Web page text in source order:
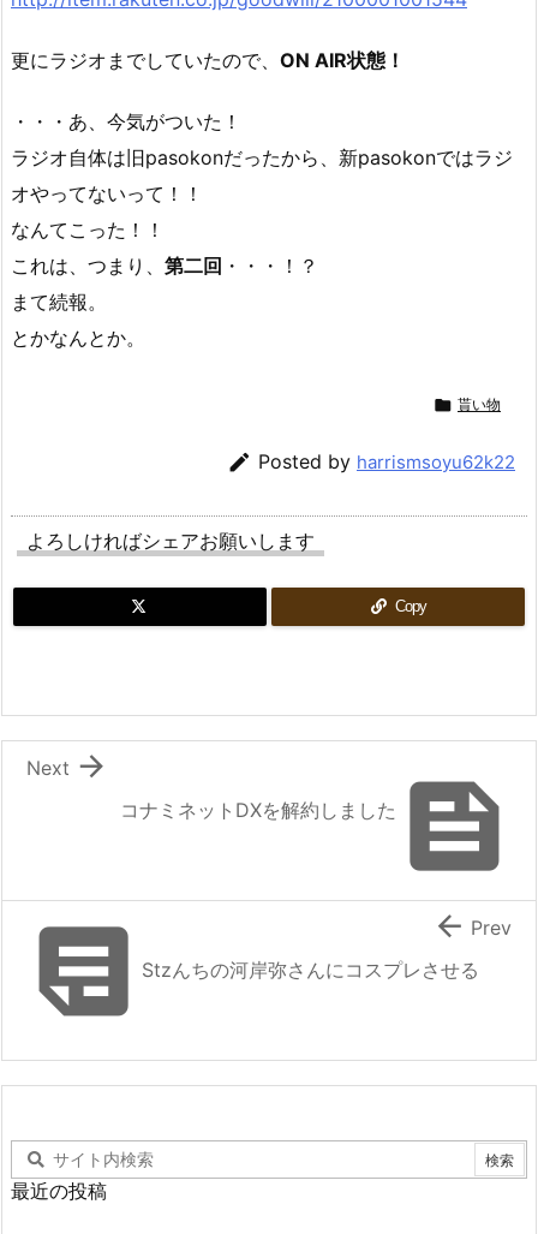
更にラジオまでしていたので、 ON AIR状態！
・・・あ、今気がついた！
ラジオ自体は旧pasokonだったから、新pasokonではラジ
オやってないって！！
なんてこった！！
これは、つまり、 第二回 ・・・！？
まて続報。
とかなんとか。
 貰い物
 Posted by harrismsoyu62k22
よろしければシェアお願いします
Copy

コナミネットDXを解約しました

Next
Stzんちの河岸弥さんにコスプレさせる
 Prev
最近の投稿